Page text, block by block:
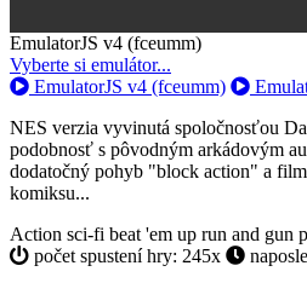
EmulatorJS v4 (fceumm)Toggle
Vyberte si emulátor...
EmulatorJS v4 (fceumm)
NES verzia vyvinutá spoločnosťou
podobnosť s pôvodným arkádovým
dodatočný pohyb "block action" a
komiksu...
Action sci-fi beat 'em up run and gun
počet spustení hry: 245x